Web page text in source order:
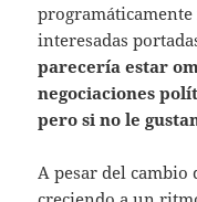
interesadas
parecería estar
negociaciones
pero si no le
A pesar del cambio